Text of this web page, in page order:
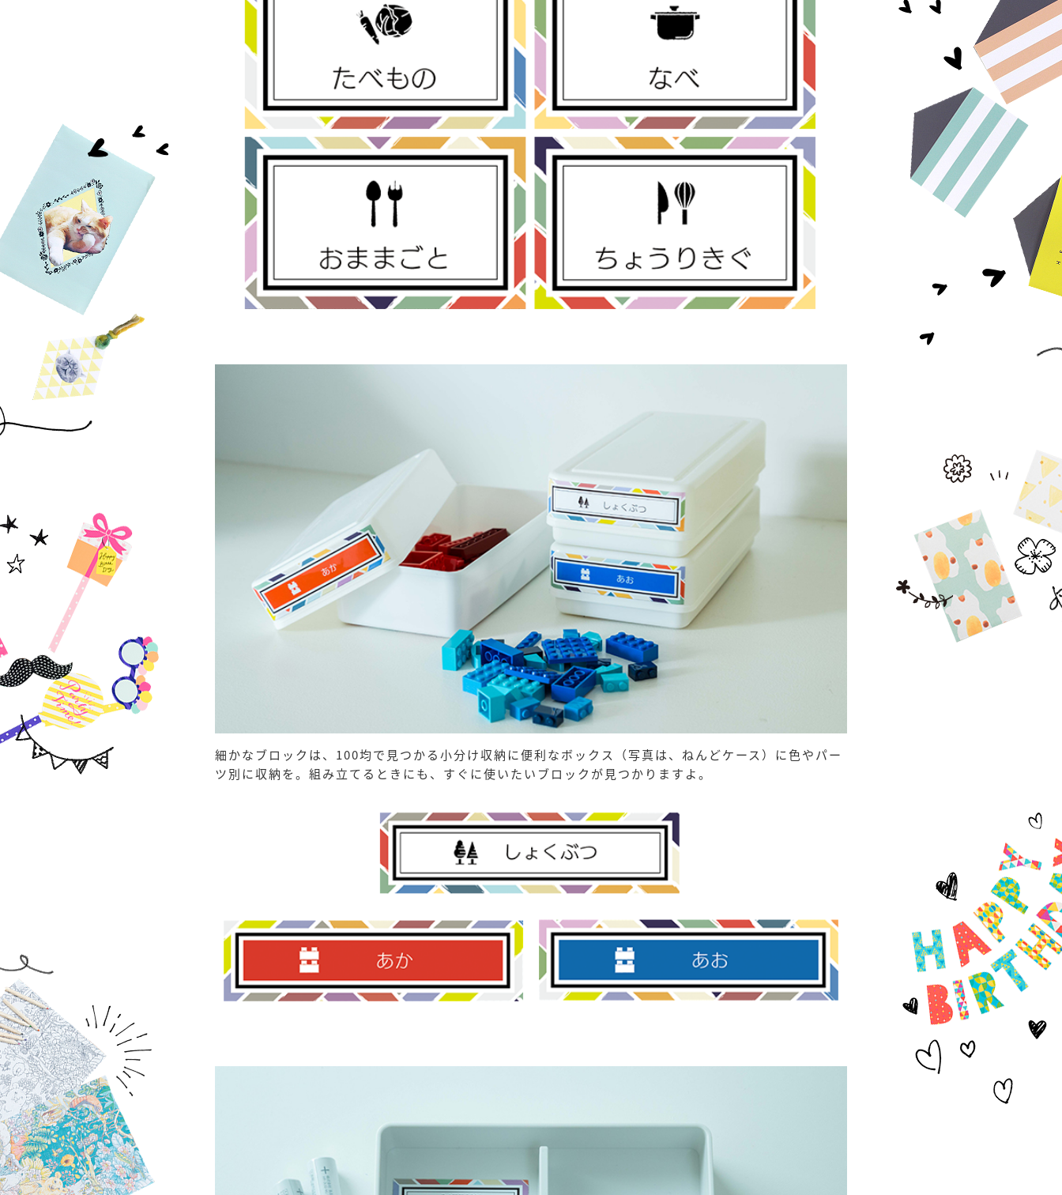
細かなブロックは、100均で見つかる小分け収納に便利なボックス（写真は、ねんどケース）に色やパー
ツ別に収納を。組み立てるときにも、すぐに使いたいブロックが見つかりますよ。